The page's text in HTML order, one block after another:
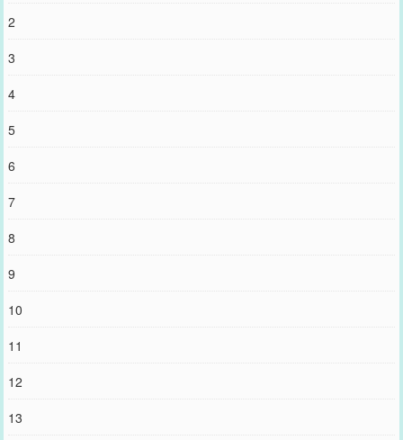
萧咒01.英雄落平阳吃糖不刷牙02.世界第一魔法学院吐血枪03.驭兽仙
妃空小冉07.丫头玩转四大高校，这个丫头脾气很拽欧奈兮08.倾城一
角
朋友推荐哦！
2
3
4
5
6
7
8
9
10
11
12
13